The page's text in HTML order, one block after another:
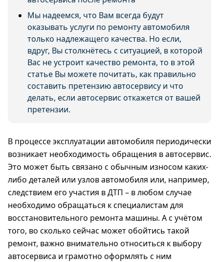
Мы надеемся, что Вам всегда будут
оказывать услуги по ремонту автомобиля
только надлежащего качества. Но если,
вдруг, Вы столкнётесь с ситуацией, в которой
Вас не устроит качество ремонта, то в этой
статье Вы можете почитать, как правильно
составить претензию автосервису и что
делать, если автосервис откажется от вашей
претензии.
В процессе эксплуатации автомобиля периодически
возникает необходимость обращения в автосервис.
Это может быть связано с обычным износом каких-
либо деталей или узлов автомобиля или, например,
следствием его участия в ДТП – в любом случае
необходимо обращаться к специалистам для
восстановительного ремонта машины. А с учётом
того, во сколько сейчас может обойтись такой
ремонт, важно внимательно относиться к выбору
автосервиса и грамотно оформлять с ним